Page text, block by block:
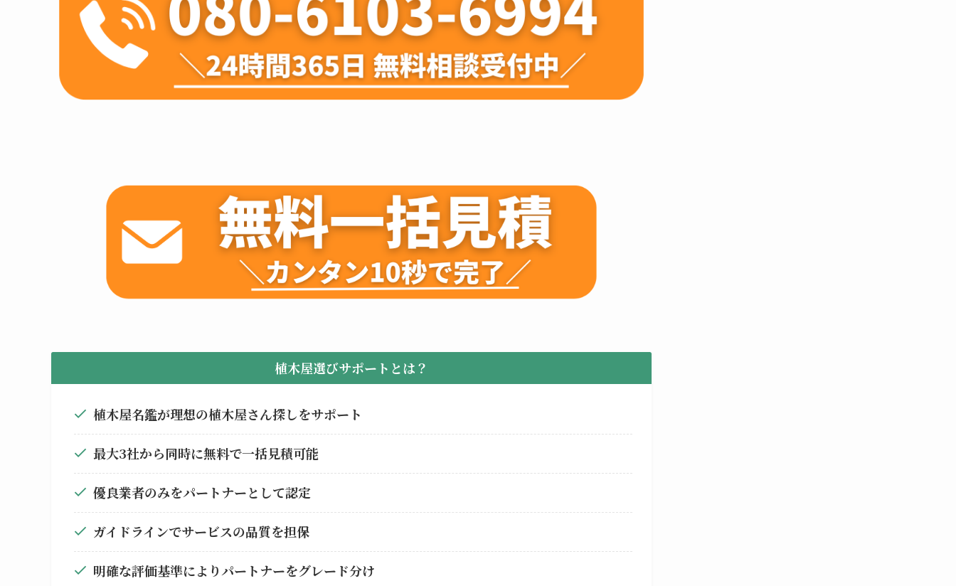
植木屋選びサポートとは？
植木屋名鑑が理想の植木屋さん探しをサポート
最大3社から同時に無料で一括見積可能
優良業者のみをパートナーとして認定
ガイドラインでサービスの品質を担保
明確な評価基準によりパートナーをグレード分け